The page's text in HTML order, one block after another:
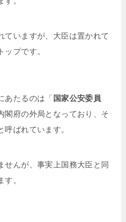
ていますが、大臣は置かれて
ップです。
あたるのは「 国家公安委員
閣府の外局となっており、そ
ばれています。
せんが、事実上国務大臣と同
す。